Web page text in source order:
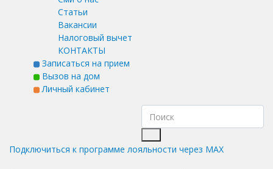
Статьи
Вакансии
Налоговый вычет
КОНТАКТЫ
Записаться на прием
Вызов на дом
Личный кабинет
Подключиться к программе лояльности через MAX